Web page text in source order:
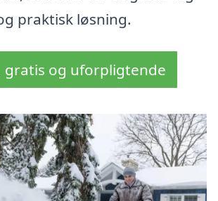
praktisk løsning.
gratis og uforpligtende